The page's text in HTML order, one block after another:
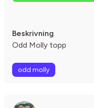
Beskrivning
Odd Molly topp
odd molly